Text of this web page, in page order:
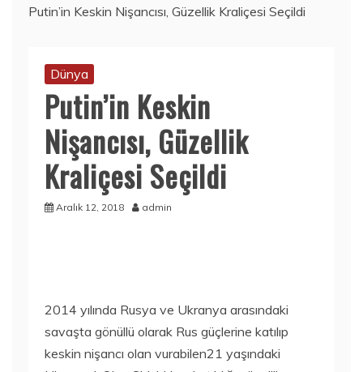
Putin’in Keskin Nişancısı, Güzellik Kraliçesi Seçildi
Dünya
Putin’in Keskin
Nişancısı, Güzellik
Kraliçesi Seçildi
Aralık 12, 2018 admin
2014 yılında Rusya ve Ukranya arasındaki
savaşta gönüllü olarak Rus güçlerine katılıp
keskin nişancı olan vurabilen21 yaşındaki